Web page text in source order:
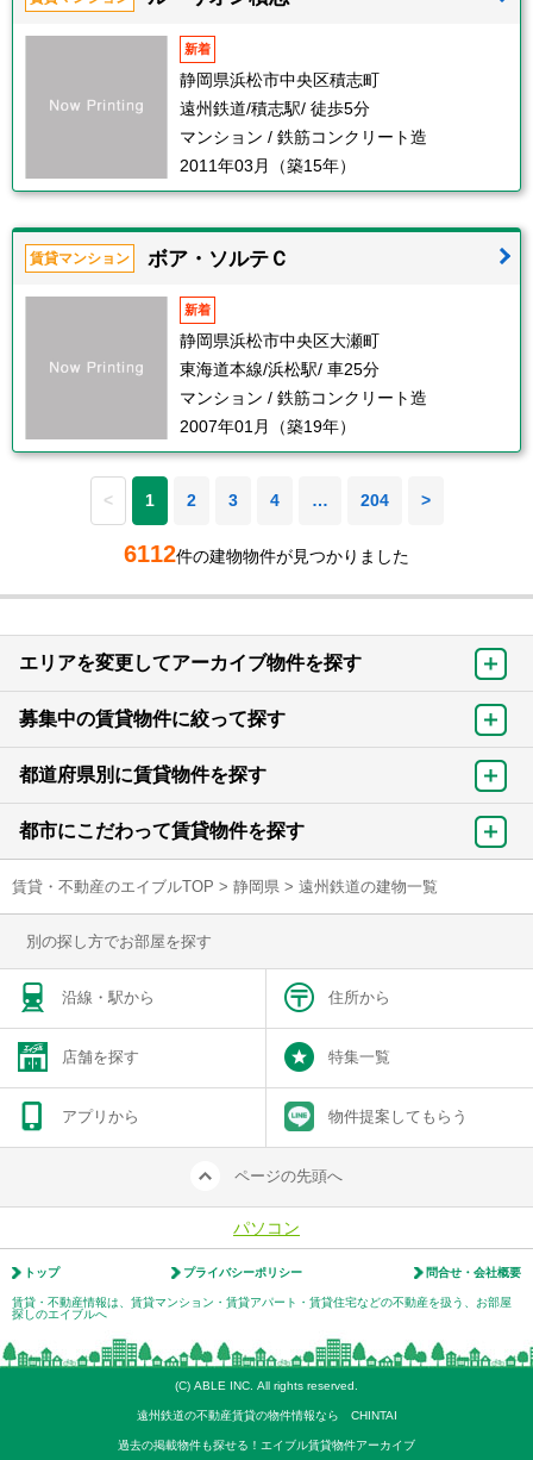
新着
静岡県浜松市中央区積志町
遠州鉄道/積志駅/ 徒歩5分
マンション / 鉄筋コンクリート造
2011年03月（築15年）
賃貸マンション ボア・ソルテＣ
新着
静岡県浜松市中央区大瀬町
東海道本線/浜松駅/ 車25分
マンション / 鉄筋コンクリート造
2007年01月（築19年）
< 1 2 3 4 … 204 >
6112件の建物物件が見つかりました
エリアを変更してアーカイブ物件を探す
募集中の賃貸物件に絞って探す
都道府県別に賃貸物件を探す
都市にこだわって賃貸物件を探す
賃貸・不動産のエイブルTOP > 静岡県 > 遠州鉄道の建物一覧
別の探し方でお部屋を探す
沿線・駅から 住所から
店舗を探す 特集一覧
アプリから 物件提案してもらう
ページの先頭へ
パソコン
トップ プライバシーポリシー 問合せ・会社概要
賃貸・不動産情報は、賃貸マンション・賃貸アパート・賃貸住宅などの不動産を扱う、お部屋
探しのエイブルへ
(C) ABLE INC. All rights reserved.
遠州鉄道の不動産賃貸の物件情報なら CHINTAI
過去の掲載物件も探せる！エイブル賃貸物件アーカイブ